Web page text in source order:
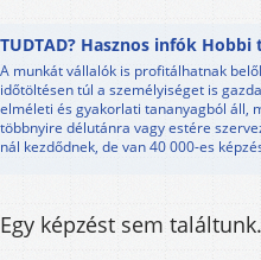
TUDTAD? Hasznos infók
A munkát vállalók is profitálhatnak
időtöltésen túl a személyiséget is
elméleti és gyakorlati tananyagból áll,
többnyire délutánra vagy estére
nál kezdődnek, de van 40 000-es
Egy képzést sem találtunk.